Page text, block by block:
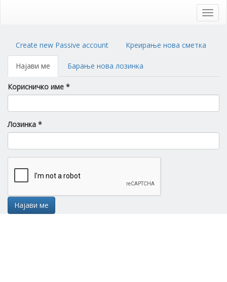
Primary
tabs
Create new Passive account Креирање нова сметка
Најави ме (activeБарање нова лозинка
Корисничко име *
Лозинка *
Најави ме